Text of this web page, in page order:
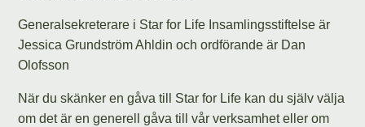
Generalsekreterare i Star for Life Insamlingsstiftelse är
Jessica Grundström Ahldin och ordförande är Dan
Olofsson
När du skänker en gåva till Star for Life kan du själv välja
om det är en generell gåva till vår verksamhet eller om